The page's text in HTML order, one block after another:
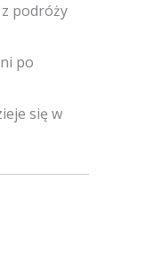
podróży
po
się w